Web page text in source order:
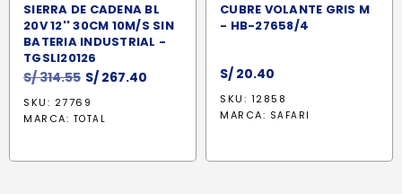
SIERRA DE CADENA BL
20V 12'' 30CM 10M/S SIN
BATERIA INDUSTRIAL -
TGSLI20126
S/314.55 El
precio
original
S/ 267.40
SKU: 27769
MARCA: TOTAL
CUBRE VOLANTE GRIS M
- HB-27658/4
S/ 20.40
SKU: 12858
MARCA: SAFARI